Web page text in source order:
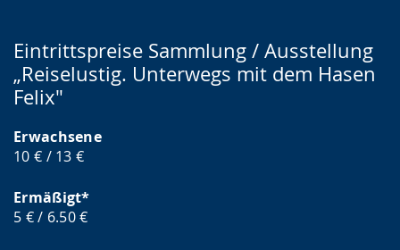
Eintrittspreise Sammlung / Ausstellung
„Reiselustig. Unterwegs mit dem Hasen
Felix"
Erwachsene
10 € / 13 €
Ermäßigt*
5 € / 6.50 €